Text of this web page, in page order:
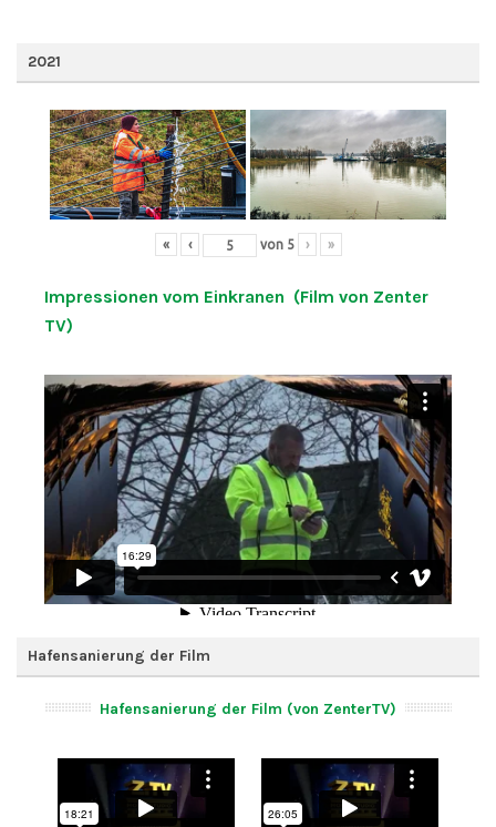
2021
« ‹ von 5 › »
Impressionen vom Einkranen (Film von Zenter
TV)
Hafensanierung der Film
Hafensanierung der Film (von ZenterTV)